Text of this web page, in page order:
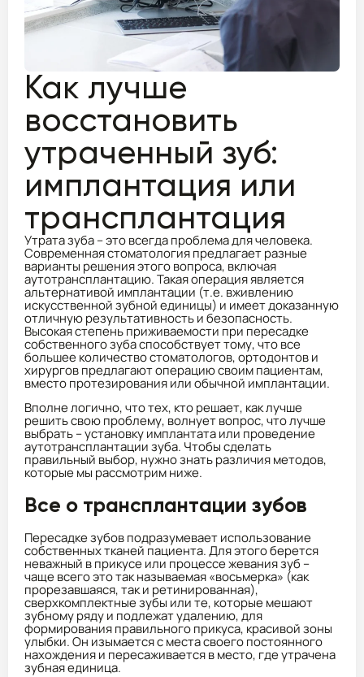
Как лучше
восстановить
утраченный зуб:
имплантация или
трансплантация
Утрата зуба – это всегда проблема для человека.
Современная стоматология предлагает разные
варианты решения этого вопроса, включая
аутотрансплантацию. Такая операция является
альтернативой имплантации (т.е. вживлению
искусственной зубной единицы) и имеет доказанную
отличную результативность и безопасность.
Высокая степень приживаемости при пересадке
собственного зуба способствует тому, что все
большее количество стоматологов, ортодонтов и
хирургов предлагают операцию своим пациентам,
вместо протезирования или обычной имплантации.
Вполне логично, что тех, кто решает, как лучше
решить свою проблему, волнует вопрос, что лучше
выбрать – установку имплантата или проведение
аутотрансплантации зуба. Чтобы сделать
правильный выбор, нужно знать различия методов,
которые мы рассмотрим ниже.
Все о трансплантации зубов
Пересадке зубов подразумевает использование
собственных тканей пациента. Для этого берется
неважный в прикусе или процессе жевания зуб –
чаще всего это так называемая «восьмерка» (как
прорезавшаяся, так и ретинированная),
сверхкомплектные зубы или те, которые мешают
зубному ряду и подлежат удалению, для
формирования правильного прикуса, красивой зоны
улыбки. Он изымается с места своего постоянного
нахождения и пересаживается в место, где утрачена
зубная единица.